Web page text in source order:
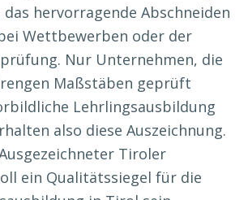
hervorragende Abschneiden
Wettbewerben oder der
Nur Unternehmen, die
Maßstäben geprüft
Lehrlingsausbildung
also diese Auszeichnung.
Tiroler
ein Qualitätssiegel für die